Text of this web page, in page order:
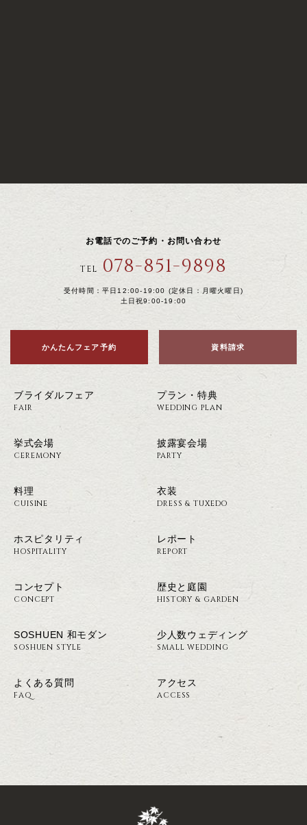
お電話でのご予約・お問い合わせ
TEL 078-851-9898
受付時間：平日12:00-19:00 (定休日：月曜火曜日)
土日祝9:00-19:00
かんたんフェア予約 資料請求
ブライダルフェア
FAIR
プラン・特典
WEDDING PLAN
挙式会場
CEREMONY
披露宴会場
PARTY
料理
CUISINE
衣装
DRESS & TUXEDO
ホスピタリティ
HOSPITALITY
レポート
REPORT
コンセプト
CONCEPT
歴史と庭園
HISTORY & GARDEN
SOSHUEN 和モダン
SOSHUEN STYLE
少人数ウェディング
SMALL WEDDING
よくある質問
FAQ
アクセス
ACCESS